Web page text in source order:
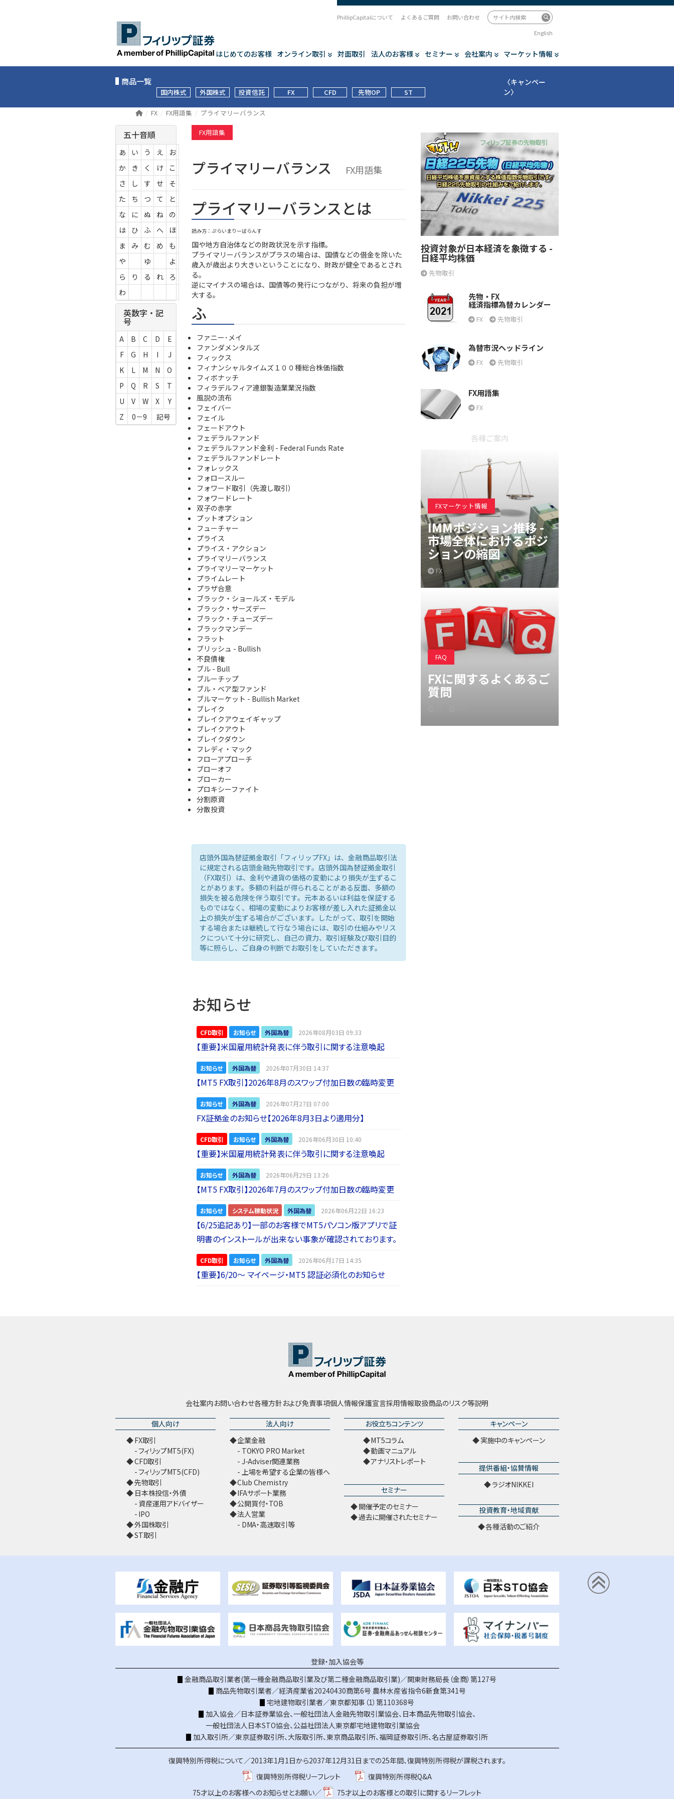
はじめてのお客様 オンライン取引 対面取引 法人のお客様 セミナー 会社案内 マーケット情報
PhillipCapitalについて よくあるご質問
お問い合わせ
English
商品一覧
国内株式 外国株式 投資信託 FX CFD 先物OP ST
〈キャンペー
ン〉
FX FX用語集 プライマリーバランス
FX用語集
プライマリーバランス FX用語集
プライマリーバランスとは
読み方：ぷらいまりーばらんす
国や地方自治体などの財政状況を示す指標。
プライマリーバランスがプラスの場合は、国債などの借金を除いた
歳入が歳出より大きいということになり、財政が健全であるとされ
る。
逆にマイナスの場合は、国債等の発行につながり、将来の負担が増
大する。
ふ
ファニー･メイ
ファンダメンタルズ
フィックス
フィナンシャルタイムズ１００種総合株価指数
フィボナッチ
フィラデルフィア連銀製造業業況指数
風説の流布
フェイバー
フェイル
フェードアウト
フェデラルファンド
フェデラルファンド金利 - Federal Funds Rate
フェデラルファンドレート
フォレックス
フォロースルー
フォワード取引（先渡し取引）
フォワードレート
双子の赤字
プットオプション
フューチャー
プライス
プライス・アクション
プライマリーバランス
プライマリーマーケット
プライムレート
プラザ合意
ブラック・ショールズ・モデル
ブラック・サーズデー
ブラック・チューズデー
ブラックマンデー
フラット
ブリッシュ - Bullish
不良債権
ブル - Bull
ブルーチップ
ブル・ベア型ファンド
ブルマーケット - Bullish Market
ブレイク
ブレイクアウェイギャップ
ブレイクアウト
ブレイクダウン
フレディ・マック
フローアプローチ
ブローオフ
ブローカー
プロキシーファイト
分割原資
分散投資
店頭外国為替証拠金取引「フィリップFX」は、金融商品取引法
に規定される店頭金融先物取引です。店頭外国為替証拠金取引
（FX取引）は、金利や通貨の価格の変動により損失が生ずるこ
とがあります。多額の利益が得られることがある反面、多額の
損失を被る危険を伴う取引です。元本あるいは利益を保証する
ものではなく、相場の変動によりお客様が差し入れた証拠金以
上の損失が生ずる場合がございます。したがって、取引を開始
する場合または継続して行なう場合には、取引の仕組みやリス
クについて十分に研究し、自己の資力、取引経験及び取引目的
等に照らし、ご自身の判断でお取引をしていただきます。
お知らせ
CFD取引 お知らせ 外国為替 2026年08月03日 09:33
【重要】米国雇用統計発表に伴う取引に関する注意喚起
お知らせ 外国為替 2026年07月30日 14:37
【MT5 FX取引】2026年8月のスワップ付加日数の臨時変更
お知らせ 外国為替 2026年07月27日 07:00
FX証拠金のお知らせ【2026年8月3日より適用分】
CFD取引 お知らせ 外国為替 2026年06月30日 10:40
【重要】米国雇用統計発表に伴う取引に関する注意喚起
お知らせ 外国為替 2026年06月29日 13:26
【MT5 FX取引】2026年7月のスワップ付加日数の臨時変更
お知らせ システム稼動状況 外国為替 2026年06月22日 16:23
【6/25追記あり】一部のお客様でMT5パソコン版アプリで証
明書のインストールが出来ない事象が確認されております。
CFD取引 お知らせ 外国為替 2026年06月17日 14:35
【重要】6/20～ マイページ・MT5 認証必須化のお知らせ
五十音順
あ い う え
お
か
き く け
こ
さ
し す せ
そ
た
ち つ て
と
な
に ぬ ね
の
は
ひ ふ へ
ほ
ま
み む め
も
や
ゆ
よ
ら
り る れ
ろ
わ
英数字・記
号
A B C D
E
F
G H I
J
K
L M N
O
P
Q R S
T
U
V W X
Y
Z
0－9 記号
投資対象が日本経済を象徴する -
日経平均株価
先物取引
先物・FX
経済指標為替カレンダー
FX 先物取引
為替市況ヘッドライン
FX 先物取引
FX用語集
FX
各種ご案内
FXマーケット情報
IMMポジション推移 -
市場全体におけるポジ
ションの縮図
FX
FAQ
FXに関するよくあるご
質問
会社案内お問い合わせ各種方針および免責事項個人情報保護宣言採用情報取扱商品のリスク等説明
個人向け
FX取引
フィリップMT5(FX)
CFD取引
フィリップMT5(CFD)
先物取引
日本株投信・外債
資産運用アドバイザー
IPO
外国株取引
ST取引
法人向け
企業金融
TOKYO PRO Market
J-Adviser関連業務
上場を希望する企業の皆様へ
Club Chemistry
IFAサポート業務
公開買付・TOB
法人営業
DMA・高速取引等
お役立ちコンテンツ
MT5コラム
動画マニュアル
アナリストレポート
セミナー
開催予定のセミナー
過去に開催されたセミナー
キャンペーン
実施中のキャンペーン
提供番組・協賛情報
ラジオNIKKEI
投資教育・地域貢献
各種活動のご紹介
登録・加入協会等
金融商品取引業者(第一種金融商品取引業及び第二種金融商品取引業)／関東財務局長（金商）第127号
商品先物取引業者／経済産業省20240430商第6号 農林水産省指令6新食第341号
宅地建物取引業者／東京都知事（1）第110368号
加入協会／日本証券業協会、 一般社団法人金融先物取引業協会、 日本商品先物取引協会、
一般社団法人日本STO協会、 公益社団法人東京都宅地建物取引業協会
加入取引所／東京証券取引所、大阪取引所、東京商品取引所、福岡証券取引所、名古屋証券取引所
復興特別所得税について／2013年1月1日から2037年12月31日までの25年間、復興特別所得税が課税されます。
復興特別所得税リーフレット
復興特別所得税Q&A
75才以上のお客様へのお知らせとお願い／
75才以上のお客様との取引に関するリーフレット